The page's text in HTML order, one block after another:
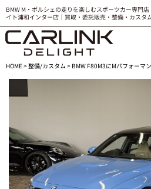
BMW M・ポルシェの走りを楽しむスポーツカー専門
イト浦和インター店｜買取・委託販売・整備・カスタ
HOME>整備/カスタム> BMW F80M3にMパフォーマ